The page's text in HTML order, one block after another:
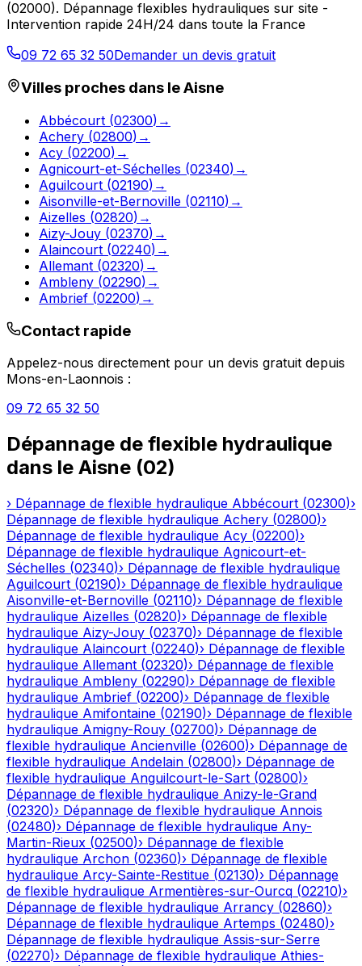
(02000). Dépannage flexibles hydrauliques sur site -
Intervention rapide 24H/24 dans toute la France
09 72 65 32 50Demander un devis gratuit
Villes proches dans leAisne
Abbécourt (02300) →
Achery (02800) →
Acy (02200) →
Agnicourt-et-Séchelles (02340) →
Aguilcourt (02190) →
Aisonville-et-Bernoville (02110) →
Aizelles (02820) →
Aizy-Jouy (02370) →
Alaincourt (02240) →
Allemant (02320) →
Ambleny (02290) →
Ambrief (02200) →
Contact rapide
Appelez-nous directement pour un devis gratuit depuis
Mons-en-Laonnois :
09 72 65 32 50
Dépannage de flexible hydraulique
dans le Aisne (02)
› Dépannage de flexible hydraulique Abbécourt (02300)›
Dépannage de flexible hydraulique Achery (02800)›
Dépannage de flexible hydraulique Acy (02200)›
Dépannage de flexible hydraulique Agnicourt-et-
Séchelles (02340)› Dépannage de flexible hydraulique
Aguilcourt (02190)› Dépannage de flexible hydraulique
Aisonville-et-Bernoville (02110)› Dépannage de flexible
hydraulique Aizelles (02820)› Dépannage de flexible
hydraulique Aizy-Jouy (02370)› Dépannage de flexible
hydraulique Alaincourt (02240)› Dépannage de flexible
hydraulique Allemant (02320)› Dépannage de flexible
hydraulique Ambleny (02290)› Dépannage de flexible
hydraulique Ambrief (02200)› Dépannage de flexible
hydraulique Amifontaine (02190)› Dépannage de flexible
hydraulique Amigny-Rouy (02700)› Dépannage de
flexible hydraulique Ancienville (02600)› Dépannage de
flexible hydraulique Andelain (02800)› Dépannage de
flexible hydraulique Anguilcourt-le-Sart (02800)›
Dépannage de flexible hydraulique Anizy-le-Grand
(02320)› Dépannage de flexible hydraulique Annois
(02480)› Dépannage de flexible hydraulique Any-
Martin-Rieux (02500)› Dépannage de flexible
hydraulique Archon (02360)› Dépannage de flexible
hydraulique Arcy-Sainte-Restitue (02130)› Dépannage
de flexible hydraulique Armentières-sur-Ourcq (02210)›
Dépannage de flexible hydraulique Arrancy (02860)›
Dépannage de flexible hydraulique Artemps (02480)›
Dépannage de flexible hydraulique Assis-sur-Serre
(02270)› Dépannage de flexible hydraulique Athies-